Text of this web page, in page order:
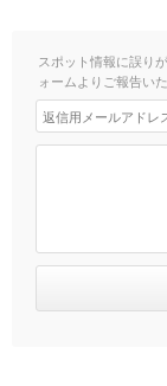
スポット情報に誤り
ォームよりご報告い